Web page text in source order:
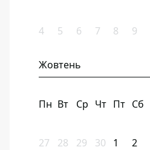
4 5 6 7 8 9
Жовтень
Пн Вт Ср Чт Пт Сб
27 28 29 30 1 2